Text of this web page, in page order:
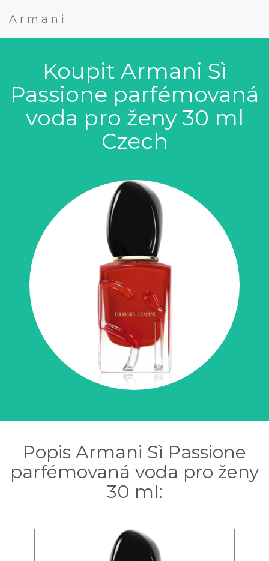
Armani
Koupit Armani Sì
Passione parfémovaná
voda pro ženy 30 ml
Czech
Popis Armani Sì Passione
parfémovaná voda pro ženy
30 ml: